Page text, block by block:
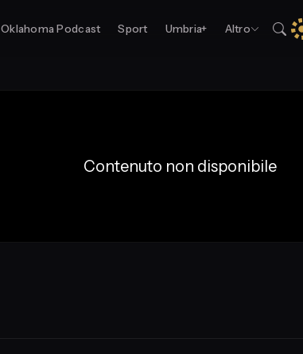
Oklahoma Podcast Sport Umbria+ Altro
Contenuto non disponibile